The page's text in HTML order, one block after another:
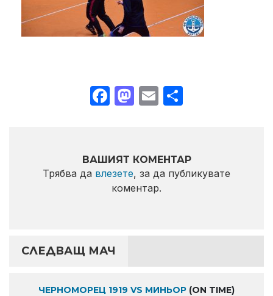
Facebook
Mastodon
Email
ВАШИЯТ КОМЕНТАР
Трябва да влезете, за да публикувате
коментар.
СЛЕДВАЩ МАЧ
ЧЕРНОМОРЕЦ 1919 VS МИНЬОР (ON TIME)